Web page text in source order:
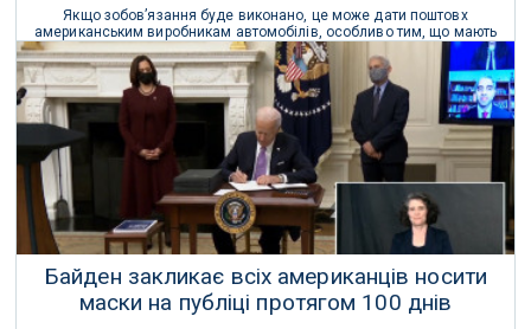
Якщо зобов’язання буде виконано, це може дати поштовх
американським виробникам автомобілів, особливо тим, що мають
різноманітні портфелі, включаючи легкові автомобілі, комерційні
фургони та легкі вантажівки.
26 Січня 2021 р.
Байден закликає всіх американців носити
маски на публіці протягом 100 днів